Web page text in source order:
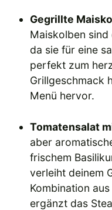
Gegrillte
Maiskolben sind
da sie für eine
perfekt zum
Grillgeschmack
Menü hervor.
Tomatensalat
aber
frischem
verleiht deinem
Kombination
ergänzt das